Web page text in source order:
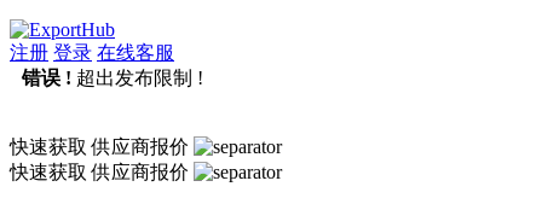
注册 登录 在线客服
错误 ! 超出发布限制 !
快速获取供应商报价
快速获取供应商报价